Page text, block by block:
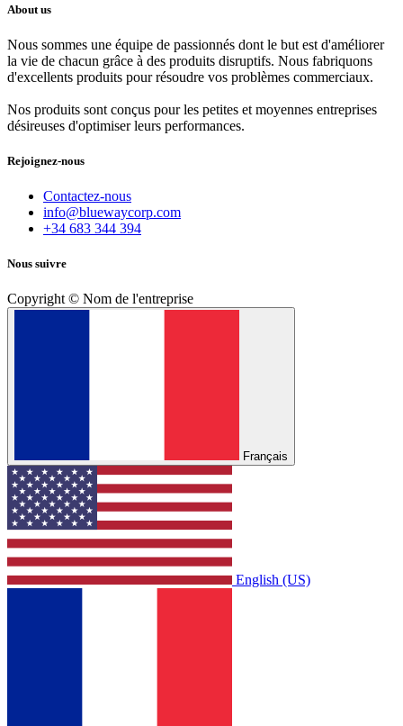
About us
Nous sommes une équipe de passionnés dont le but est d'améliorer
la vie de chacun grâce à des produits disruptifs. Nous fabriquons
d'excellents produits pour résoudre vos problèmes commerciaux.
Nos produits sont conçus pour les petites et moyennes entreprises
désireuses d'optimiser leurs performances.
Rejoignez-nous
Contactez-nous
info@bluewaycorp.com
+34 683 344 394
Nous suivre
Copyright © Nom de l'entreprise
Français
English (US)